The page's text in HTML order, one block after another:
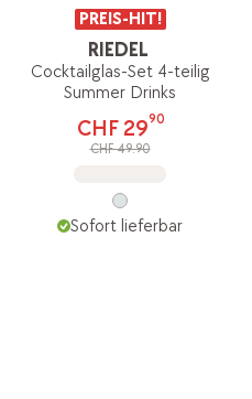
PREIS-HIT!
RIEDEL
Cocktailglas-Set 4-teilig
Summer Drinks
CHF 2990
CHF 49.90
Sofort lieferbar